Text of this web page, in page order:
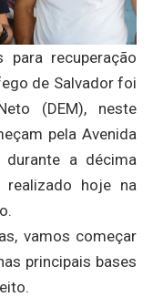
recuperação
de Salvador foi
(DEM), neste
pela Avenida
a décima
realizado hoje na
vamos começar
principais bases